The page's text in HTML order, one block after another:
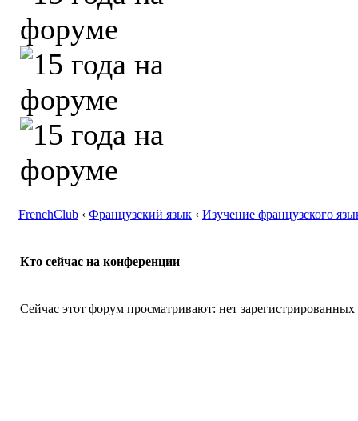
FrenchClub ‹ Французский язык ‹ Изучение французского
Кто сейчас на конференции
Сейчас этот форум просматривают: нет зарегистрированных